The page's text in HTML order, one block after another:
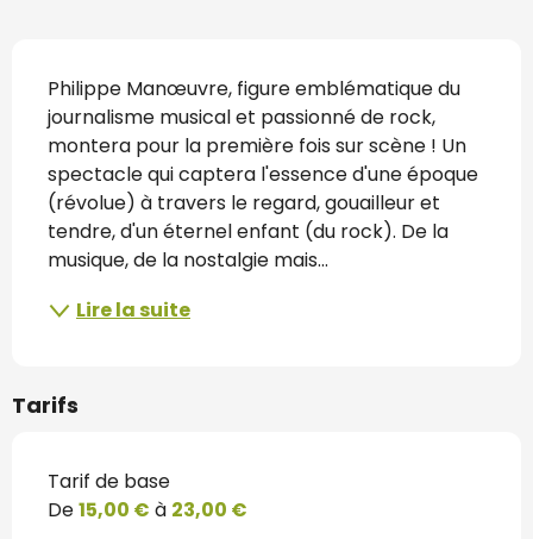
Philippe Manœuvre, figure emblématique du
journalisme musical et passionné de rock,
montera pour la première fois sur scène ! Un
spectacle qui captera l'essence d'une époque
(révolue) à travers le regard, gouailleur et
tendre, d'un éternel enfant (du rock). De la
musique, de la nostalgie mais...
Lire la suite
Tarifs
Tarif de base
De15,00 € à 23,00 €